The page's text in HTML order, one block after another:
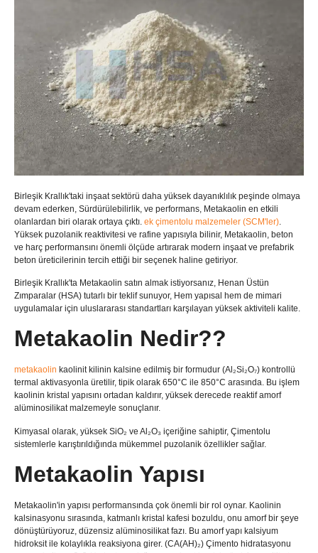
Birleşik Krallık'taki inşaat sektörü daha yüksek dayanıklılık peşinde olmaya
devam ederken, Sürdürülebilirlik, ve performans, Metakaolin en etkili
olanlardan biri olarak ortaya çıktı. ek çimentolu malzemeler (SCM'ler)
Yüksek puzolanik reaktivitesi ve rafine yapısıyla bilinir, Metakaolin, beton
ve harç performansını önemli ölçüde artırarak modern inşaat ve prefabrik
beton üreticilerinin tercih ettiği bir seçenek haline getiriyor.
Birleşik Krallık'ta Metakaolin satın almak istiyorsanız, Henan Üstün
Zımparalar (HSA) tutarlı bir teklif sunuyor, Hem yapısal hem de mimari
uygulamalar için uluslararası standartları karşılayan yüksek aktiviteli kalite.
Metakaolin Nedir??
metakaolin kaolinit kilinin kalsine edilmiş bir formudur (Al₂Si₂O₇) kontrollü
termal aktivasyonla üretilir, tipik olarak 650°C ile 850°C arasında. Bu işlem
kaolinin kristal yapısını ortadan kaldırır, yüksek derecede reaktif amorf
alüminosilikat malzemeyle sonuçlanır.
Kimyasal olarak, yüksek SiO₂ ve Al₂O₃ içeriğine sahiptir, Çimentolu
sistemlerle karıştırıldığında mükemmel puzolanik özellikler sağlar.
Metakaolin Yapısı
Metakaolin'in yapısı performansında çok önemli bir rol oynar. Kaolinin
kalsinasyonu sırasında, katmanlı kristal kafesi bozuldu, onu amorf bir şeye
dönüştürüyoruz, düzensiz alüminosilikat fazı. Bu amorf yapı kalsiyum
hidroksit ile kolaylıkla reaksiyona girer. (CA(AH)₂) Çimento hidratasyonu